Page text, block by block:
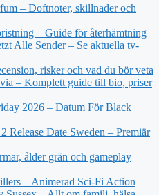
– Doftnoter, skillnader och
– Guide för återhämtning
Alle Sender – Se aktuella tv-
risker och vad du bör veta
– Komplett guide till bio, priser
2026 – Datum För Black
Release Date Sweden – Premiär
ålder grän och gameplay
– Animerad Sci-Fi Action